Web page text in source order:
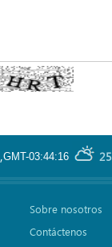
GMT-03:44:16
,
Sobre nosotros
Contáctenos